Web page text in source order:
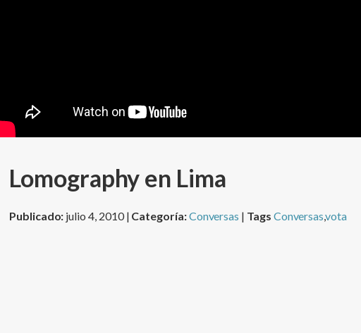
Lomography en Lima
Publicado: julio 4, 2010 | Categoría:Conversas | Tags Conversas,vota